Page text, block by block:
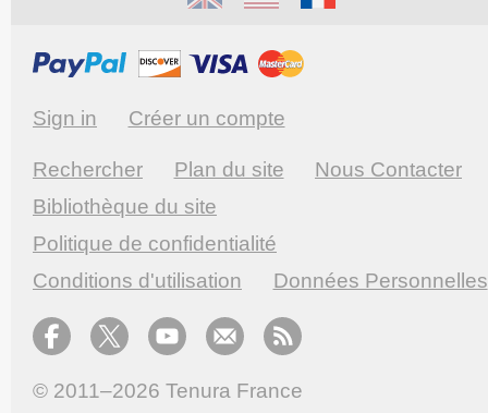
Sign in Créer un compte
Rechercher Plan du site
Nous Contacter
Bibliothèque du site
Politique de confidentialité
Conditions d'utilisation
Données Personnelles
© 2011–2026 Tenura France